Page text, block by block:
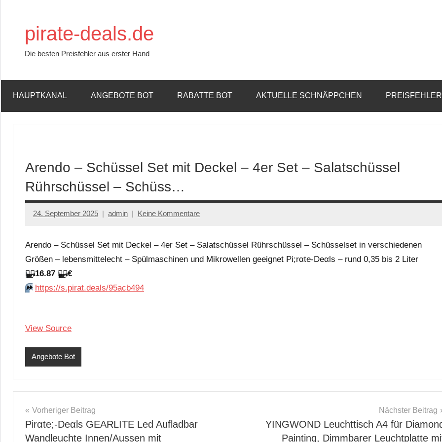
springenpirate-deals.de
Die besten Preisfehler aus erster Hand
HAUPTKANAL ANGEBOTE BOT RABATTE BOT AKTUELLE SCHNÄPPCHEN
Arendo – Schüssel Set mit Deckel – 4er Set – Salatschüssel
Rührschüssel – Schüss…
24. September 2025 admin Keine Kommentare
Arendo – Schüssel Set mit Deckel – 4er Set – Salatschüssel Rührschüssel – Schüsselset in verschiedenen
Größen – lebensmittelecht – Spülmaschinen und Mikrowellen geeignet Pi;rαtе-Dеαls – rund 0,35 bis 2 Liter
🏴‍☠️16.87 🏴‍☠️€
⏩️ https://s.pirat.deals/95acb494
View Source
Angebote Bot
Beitragsnavigation
Vorheriger Beitrag
Pirαtе;-Dеαls GEARLITE Led Aufladbar
Wandleuchte Innen/Aussen mit
Nächster Beitrag
YINGWOND Leuchttisch A4 für
Painting, Dimmbarer Leuchtplatte